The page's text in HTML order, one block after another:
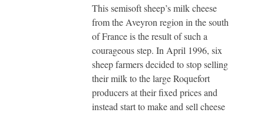
This semisoft sheep’s milk cheese
from the Aveyron region in the south
of France is the result of such a
courageous step. In April 1996, six
sheep farmers decided to stop selling
their milk to the large Roquefort
producers at their fixed prices and
instead start to make and sell cheese